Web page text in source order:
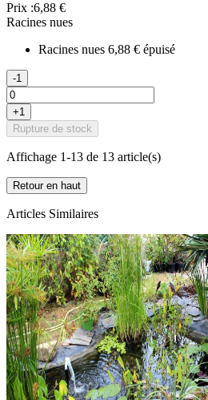
Prix :6,88 €
Racines nues
Racines nues 6,88 € épuisé
-1
+1
Rupture de stock
Affichage 1-13 de 13 article(s)
Retour en haut
Articles Similaires